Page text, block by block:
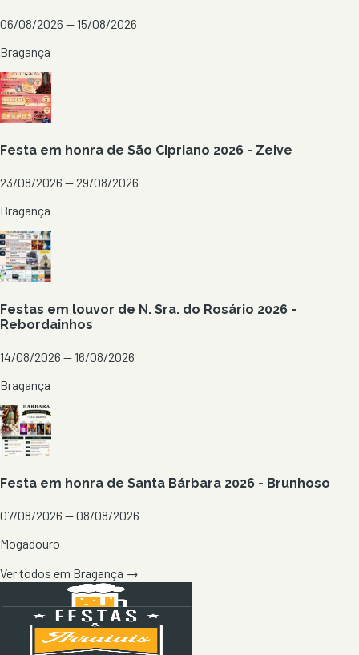
06/08/2026 — 15/08/2026
Bragança
Festa em honra de São Cipriano 2026 - Zeive
23/08/2026 — 29/08/2026
Bragança
Festas em louvor de N. Sra. do Rosário 2026 -
Rebordainhos
14/08/2026 — 16/08/2026
Bragança
Festa em honra de Santa Bárbara 2026 - Brunhoso
07/08/2026 — 08/08/2026
Mogadouro
Ver todos em Bragança →